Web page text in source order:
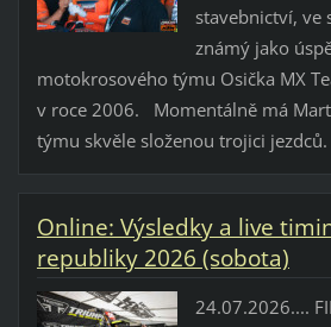
stavebnictví, ve
známý jako
motokrosového týmu Osička MX
v roce 2006. Momentálně má
týmu skvěle složenou trojici jezdců.
Online: Výsledky a live
republiky 2026 (sobota)
24.07.2026....